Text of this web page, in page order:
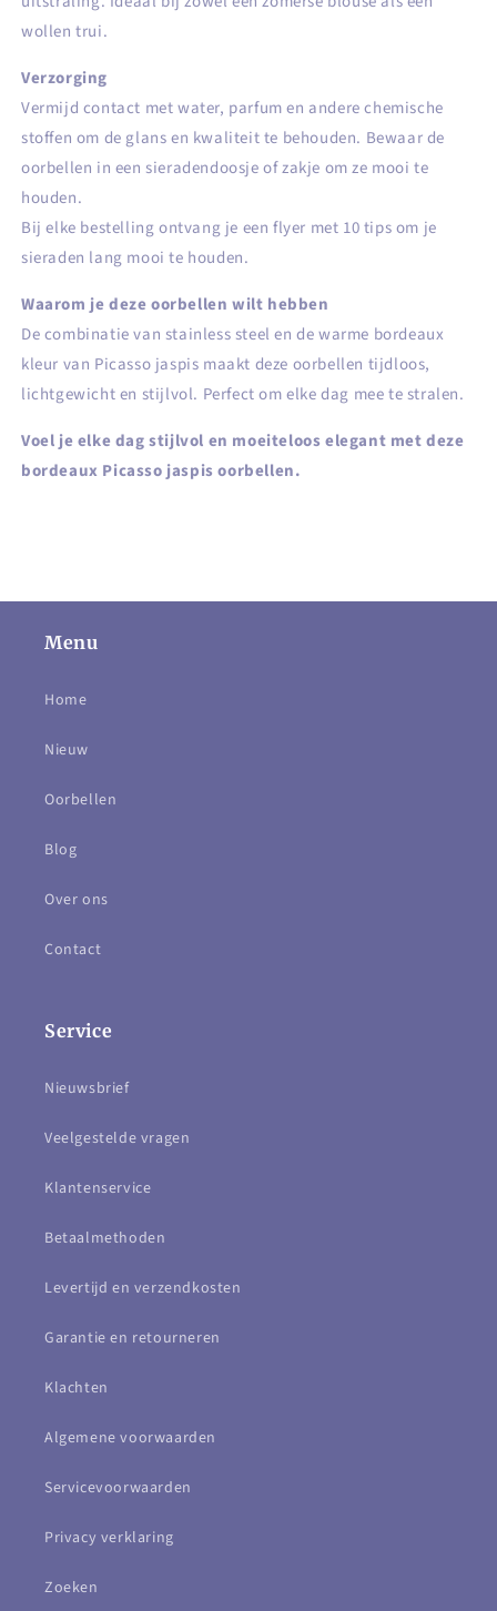
wollen trui.
Verzorging
Vermijd contact met water, parfum en andere chemische
stoffen om de glans en kwaliteit te behouden. Bewaar de
oorbellen in een sieradendoosje of zakje om ze mooi te
houden.
Bij elke bestelling ontvang je een flyer met 10 tips om je
sieraden lang mooi te houden.
Waarom je deze oorbellen wilt hebben
De combinatie van stainless steel en de warme bordeaux
kleur van Picasso jaspis maakt deze oorbellen tijdloos,
lichtgewicht en stijlvol. Perfect om elke dag mee te stralen.
Voel je elke dag stijlvol en moeiteloos elegant met deze
bordeaux Picasso jaspis oorbellen.
Menu
Home
Nieuw
Oorbellen
Blog
Over ons
Contact
Service
Nieuwsbrief
Veelgestelde vragen
Klantenservice
Betaalmethoden
Levertijd en verzendkosten
Garantie en retourneren
Klachten
Algemene voorwaarden
Servicevoorwaarden
Privacy verklaring
Zoeken